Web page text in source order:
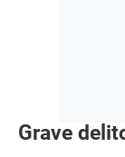
Grave